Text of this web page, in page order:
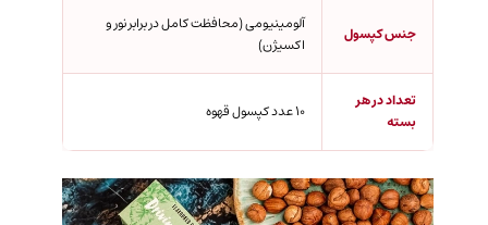
جنس کپسول
آلومینیومی (محافظت کامل در برابر نور و
اکسیژن)
تعداد در هر
بسته
۱۰ عدد کپسول قهوه